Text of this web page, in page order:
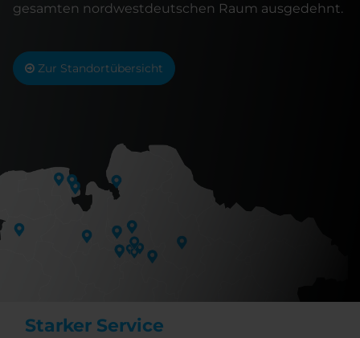
gesamten nordwestdeutschen Raum ausgedehnt.
Zur Standortübersicht
Starker Service